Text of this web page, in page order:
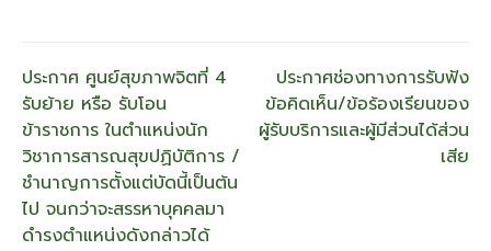
แนะแนว
เรื่อง
ประกาศ ศูนย์สุขภาพจิตที่ 4
รับย้าย หรือ รับโอน
ข้าราชการ ในตำแหน่งนัก
วิชาการสารณสุขปฏิบัติการ /
ชำนาญการตั้งแต่บัดนี้เป็นต้น
ไป จนกว่าจะสรรหาบุคคลมา
ดำรงตำแหน่งดังกล่าวได้
ประกาศช่องทางการรับฟัง
ข้อคิดเห็น/ข้อร้องเรียนของ
ผู้รับบริการและผู้มีส่วนได้ส่วน
เสีย